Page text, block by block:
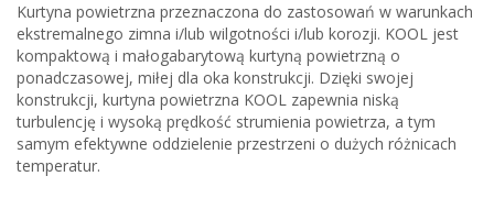
Kurtyna powietrzna przeznaczona do zastosowań w warunkach
ekstremalnego zimna i/lub wilgotności i/lub korozji. KOOL jest
kompaktową i małogabarytową kurtyną powietrzną o
ponadczasowej, miłej dla oka konstrukcji. Dzięki swojej
konstrukcji, kurtyna powietrzna KOOL zapewnia niską
turbulencję i wysoką prędkość strumienia powietrza, a tym
samym efektywne oddzielenie przestrzeni o dużych różnicach
temperatur.